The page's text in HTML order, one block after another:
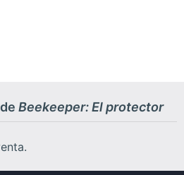
Beekeeper: El protector